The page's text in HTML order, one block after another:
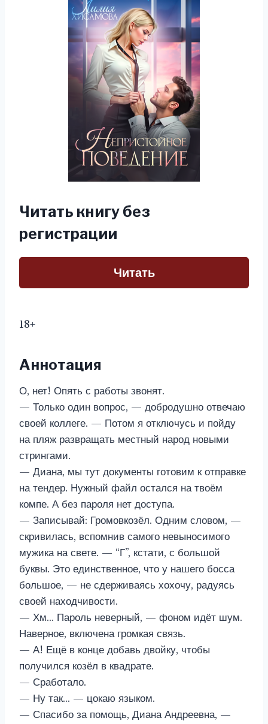
Читать книгу без
регистрации
Читать
18+
Аннотация
О, нет! Опять с работы звонят.
— Только один вопрос, — добродушно отвечаю
своей коллеге. — Потом я отключусь и пойду
на пляж развращать местный народ новыми
стрингами.
— Диана, мы тут документы готовим к отправке
на тендер. Нужный файл остался на твоём
компе. А без пароля нет доступа.
— Записывай: Громовкозёл. Одним словом, —
скривилась, вспомнив самого невыносимого
мужика на свете. — “Г”, кстати, с большой
буквы. Это единственное, что у нашего босса
большое, — не сдерживаясь хохочу, радуясь
своей находчивости.
— Хм… Пароль неверный, — фоном идёт шум.
Наверное, включена громкая связь.
— А! Ещё в конце добавь двойку, чтобы
получился козёл в квадрате.
— Сработало.
— Ну так… — цокаю языком.
— Спасибо за помощь, Диана Андреевна, —